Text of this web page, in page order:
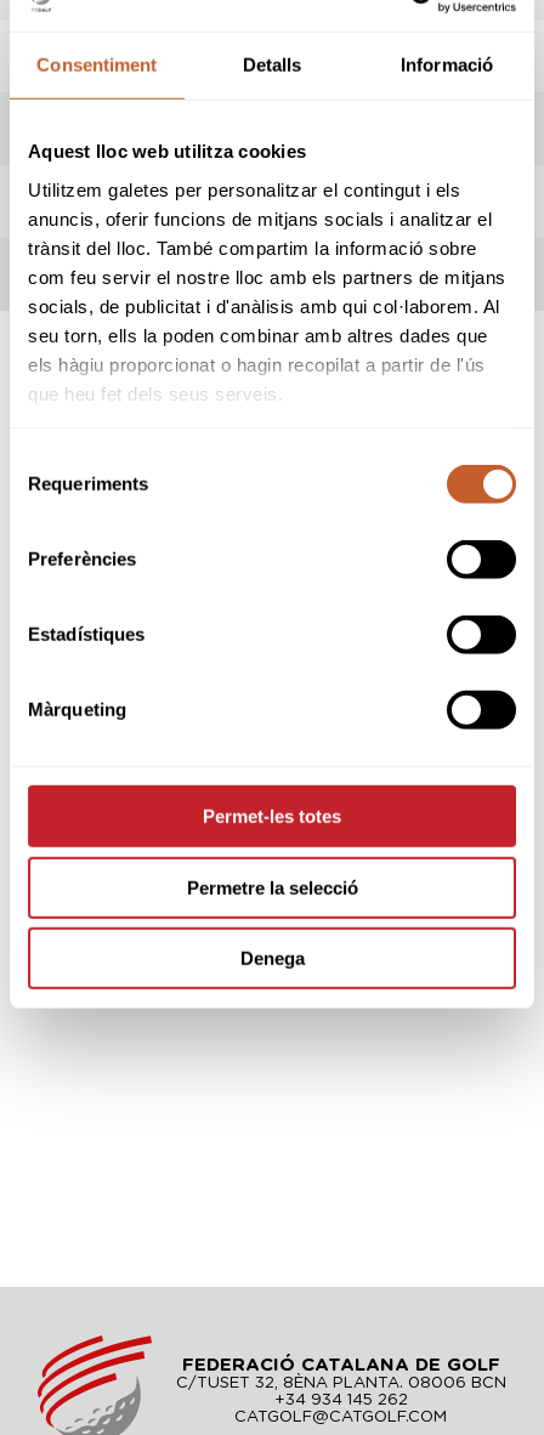
Consentiment Detalls Informació
Aquest lloc web utilitza cookies
Utilitzem galetes per personalitzar el contingut i els
anuncis, oferir funcions de mitjans socials i analitzar el
trànsit del lloc. També compartim la informació sobre
com feu servir el nostre lloc amb els partners de mitjans
socials, de publicitat i d'anàlisis amb qui col·laborem. Al
seu torn, ells la poden combinar amb altres dades que
els hàgiu proporcionat o hagin recopilat a partir de l'ús
que heu fet dels seus serveis.
Requeriments
Preferències
Estadístiques
Màrqueting
Permet-les totes
Permetre la selecció
Denega
HORARI SORTIDES
REGLES LOCALS
TERMES DE LA COMPETICIÓ
SPONSORS
PARTNERS
FEDERACIÓ CATALANA DE GOLF
C/TUSET 32, 8ÈNA PLANTA. 08006 BCN
+34 934 145 262
CATGOLF@CATGOLF.COM